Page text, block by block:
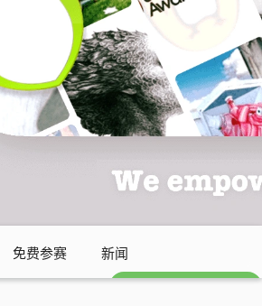
免费参赛 新闻
免费每周通讯 (英文)